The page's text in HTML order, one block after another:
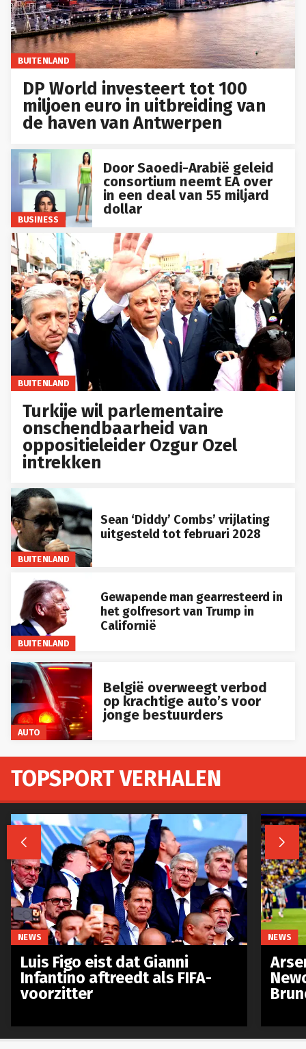
BUITENLAND
DP World investeert tot 100
miljoen euro in uitbreiding van
de haven van Antwerpen
BUSINESS
Door Saoedi-Arabië geleid
consortium neemt EA over
in een deal van 55 miljard
dollar
BUITENLAND
Turkije wil parlementaire
onschendbaarheid van
oppositieleider Ozgur Ozel
intrekken
BUITENLAND
Sean ‘Diddy’ Combs’ vrijlating
uitgesteld tot februari 2028
BUITENLAND
Gewapende man gearresteerd in
het golfresort van Trump in
Californië
AUTO
België overweegt verbod
op krachtige auto’s voor
jonge bestuurders
TOPSPORT VERHALEN
 
NEWS
Luis Figo eist dat Gianni
Infantino aftreedt als FIFA-
voorzitter
NEWS